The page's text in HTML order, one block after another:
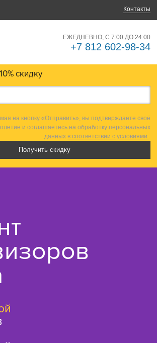
Контакты
ЕЖЕДНЕВНО, С 7:00 ДО 24:00
+7 812 602-98-34
скидку
на кнопку «Отправить», вы подтверждаете своё
и соглашаетесь на обработку персональных
данных в соответствии с условиями .